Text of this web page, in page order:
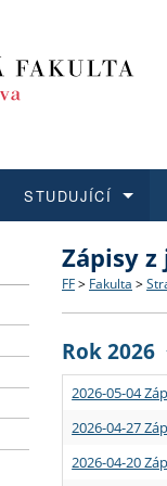
Struktura
Strategie
Podpora
Co
Učitelské
STUDUJÍCÍ
Rigorózní
O vědě a
Granty a
Aktuální
Zápisy
FF > Fakulta >
Rok 2026
2026-05-04
2026-04-27
2026-04-20